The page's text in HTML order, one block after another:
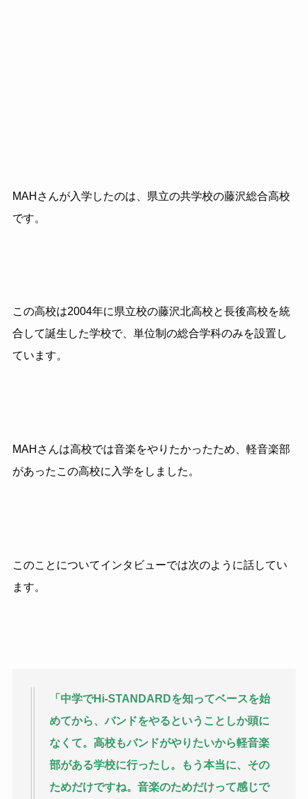
MAHさんが入学したのは、県立の共学校の藤沢総合高校
です。
この高校は2004年に県立校の藤沢北高校と長後高校を統
合して誕生した学校で、単位制の総合学科のみを設置し
ています。
MAHさんは高校では音楽をやりたかったため、軽音楽部
があったこの高校に入学をしました。
このことについてインタビューでは次のように話してい
ます。
「中学でHi-STANDARDを知ってベースを始
めてから、バンドをやるということしか頭に
なくて。高校もバンドがやりたいから軽音楽
部がある学校に行ったし。もう本当に、その
ためだけですね。音楽のためだけって感じで